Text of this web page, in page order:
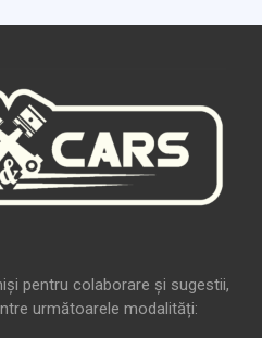
pentru colaborare și sugestii,
următoarele modalități: